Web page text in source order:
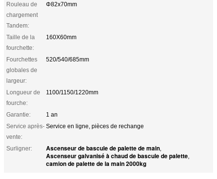
Rouleau de
chargement
Tandem:
Φ82x70mm
Taille de la
fourchette:
160X60mm
Fourchettes
globales de
largeur:
520/540/685mm
Longueur de
fourche:
1100/1150/1220mm
Garantie:
1 an
Service après-
vente:
Service en ligne, pièces de rechange
Surligner: Ascenseur de bascule de palette de main,
Ascenseur galvanisé à chaud de bascule de palette,
camion de palette de la main 2000kg